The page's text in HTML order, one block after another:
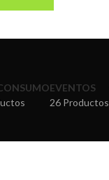
EVENTOS
26 Productos